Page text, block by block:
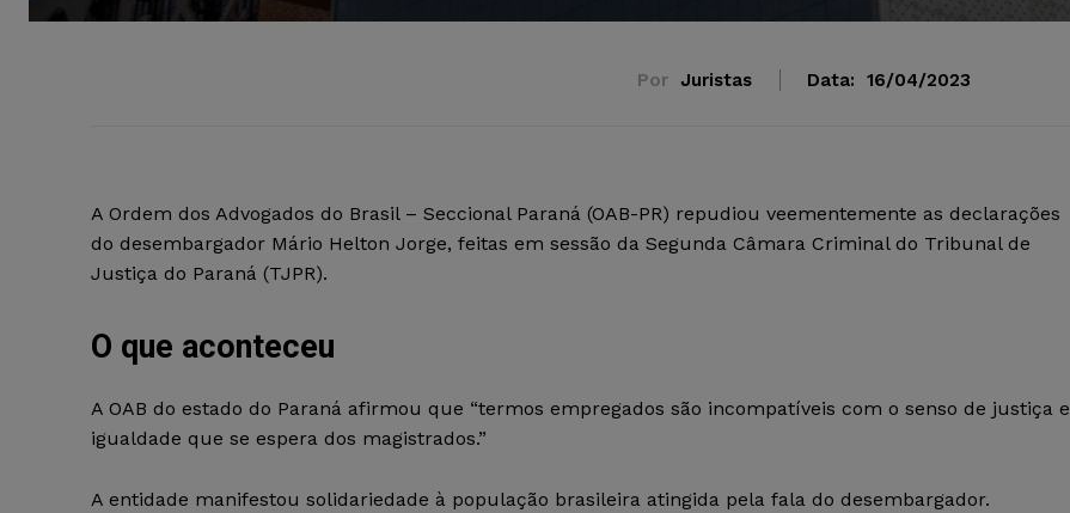
Por Juristas Data: 16/04/2023
A Ordem dos Advogados do Brasil – Seccional Paraná (OAB-PR) repudiou veementemente as declarações
do desembargador Mário Helton Jorge, feitas em sessão da Segunda Câmara Criminal do Tribunal de
Justiça do Paraná (TJPR).
O que aconteceu
A OAB do estado do Paraná afirmou que “termos empregados são incompatíveis com o senso de justiça e
igualdade que se espera dos magistrados.”
A entidade manifestou solidariedade à população brasileira atingida pela fala do desembargador.